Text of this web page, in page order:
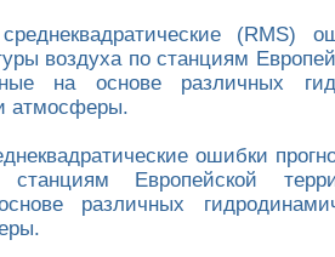
(RMS)
воздуха по станциям
на основе различных
атмосферы.
ошибки
Европейской
различных